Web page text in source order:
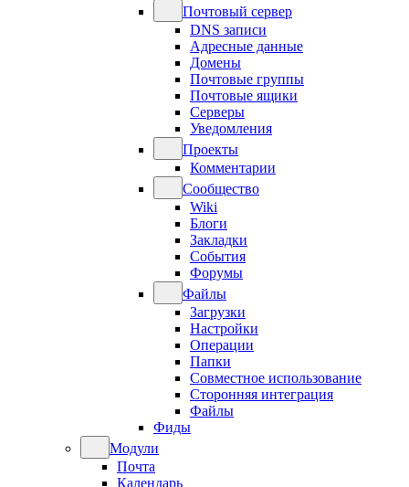
Почтовый сервер
DNS записи
Адресные данные
Домены
Почтовые группы
Почтовые ящики
Серверы
Уведомления
Проекты
Комментарии
Сообщество
Wiki
Блоги
Закладки
События
Форумы
Файлы
Загрузки
Настройки
Операции
Папки
Совместное использование
Сторонняя интеграция
Файлы
Фиды
Модули
Почта
Календарь